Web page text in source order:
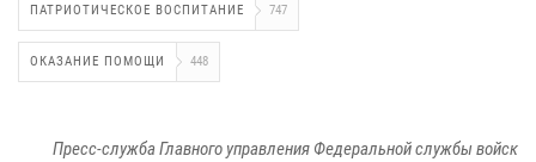
ПАТРИОТИЧЕСКОЕ ВОСПИТАНИЕ 747
ОКАЗАНИЕ ПОМОЩИ 448
Пресс-служба Главного управления Федеральной службы войск